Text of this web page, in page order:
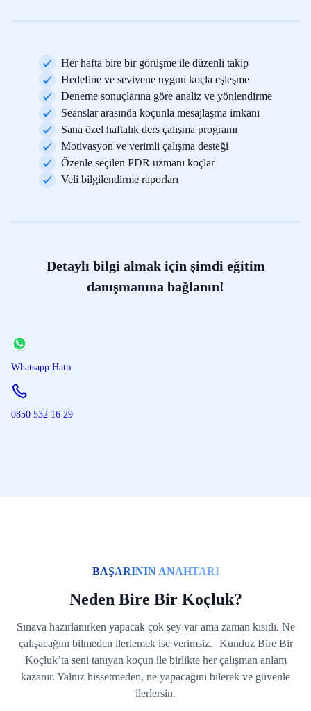
Her hafta bire bir görüşme ile düzenli takip
Hedefine ve seviyene uygun koçla eşleşme
Deneme sonuçlarına göre analiz ve yönlendirme
Seanslar arasında koçunla mesajlaşma imkanı
Sana özel haftalık ders çalışma programı
Motivasyon ve verimli çalışma desteği
Özenle seçilen PDR uzmanı koçlar
Veli bilgilendirme raporları
Detaylı bilgi almak için şimdi eğitim
danışmanına bağlanın!
Whatsapp Hattı
0850 532 16 29
BAŞARININ ANAHTARI
Neden Bire Bir Koçluk?
Sınava hazırlanırken yapacak çok şey var ama zaman kısıtlı. Ne
çalışacağını bilmeden ilerlemek ise verimsiz. Kunduz Bire Bir
Koçluk’ta seni tanıyan koçun ile birlikte her çalışman anlam
kazanır. Yalnız hissetmeden, ne yapacağını bilerek ve güvenle
ilerlersin.